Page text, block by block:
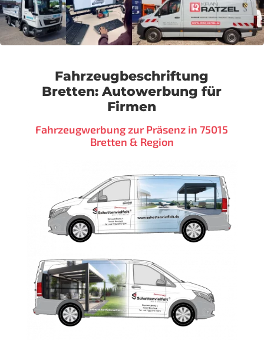
Fahrzeugbeschriftung
Bretten: Autowerbung für
Firmen
Fahrzeugwerbung zur Präsenz in 75015
Bretten & Region